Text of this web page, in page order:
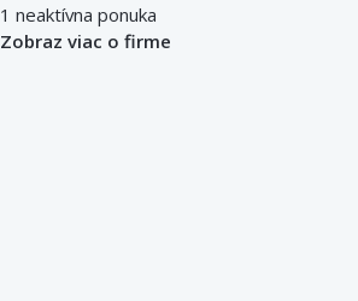
1 neaktívna ponuka
Zobraz viac o firme